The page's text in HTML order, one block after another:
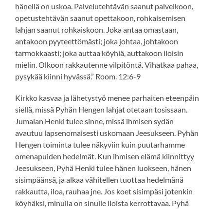
hänellä on uskoa. Palvelutehtävän saanut palvelkoon,
opetustehtävän saanut opettakoon, rohkaisemisen
lahjan saanut rohkaiskoon. Joka antaa omastaan,
antakoon pyyteettömästi; joka johtaa, johtakoon
tarmokkaasti; joka auttaa köyhiä, auttakoon iloisin
mielin. Olkoon rakkautenne vilpitöntä. Vihatkaa pahaa,
pysykää kiinni hyvässä.” Room. 12:6-9
Kirkko kasvaa ja lähetystyö menee parhaiten eteenpäin
siellä, missä Pyhän Hengen lahjat otetaan tosissaan.
Jumalan Henki tulee sinne, missä ihmisen sydän
avautuu lapsenomaisesti uskomaan Jeesukseen. Pyhän
Hengen toiminta tulee näkyviin kuin puutarhamme
omenapuiden hedelmät. Kun ihmisen elämä kiinnittyy
Jeesukseen, Pyhä Henki tulee hänen luokseen, hänen
sisimpäänsä, ja alkaa vähitellen tuottaa hedelmänä
rakkautta, iloa, rauhaa jne. Jos koet sisimpäsi jotenkin
köyhäksi, minulla on sinulle iloista kerrottavaa. Pyhä